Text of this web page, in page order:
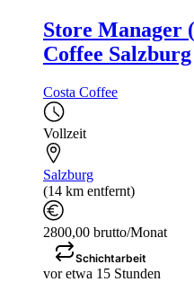
Store Manager
Coffee Salzburg
Costa Coffee
Vollzeit
Salzburg
(14 km entfernt)
2800,00 brutto/Monat
Schichtarbeit
vor etwa 15 Stunden